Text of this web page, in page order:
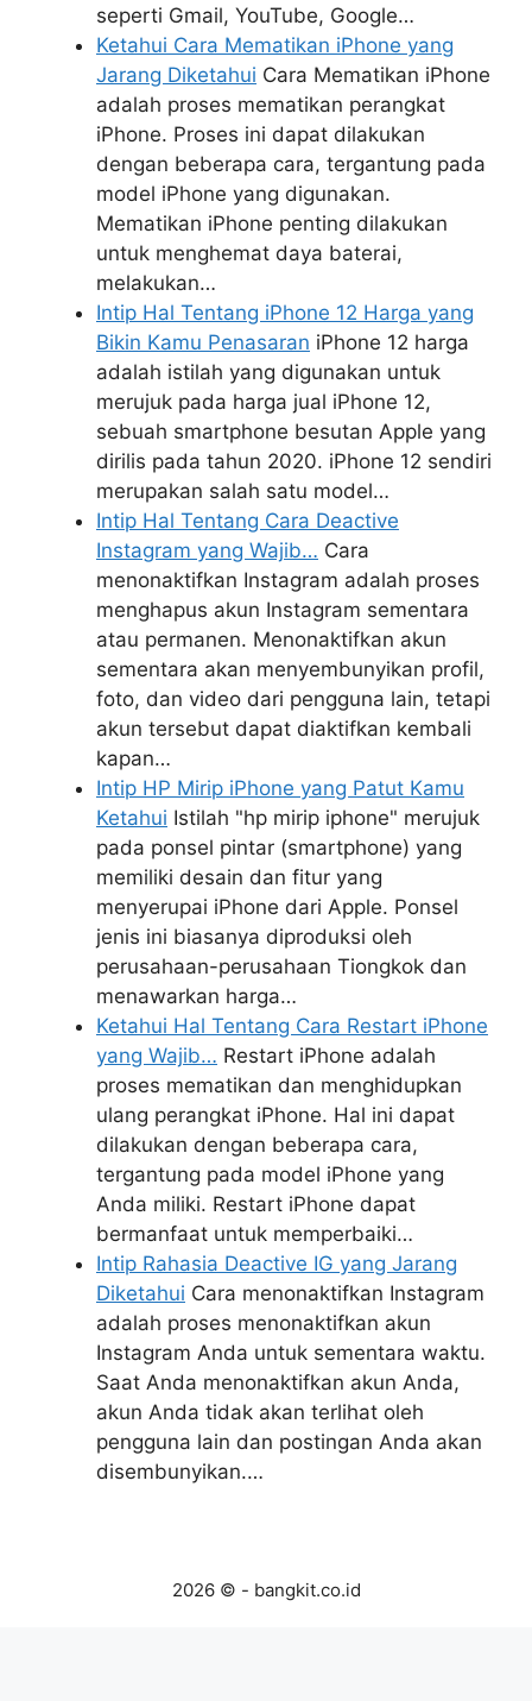
seperti Gmail, YouTube, Google…
Ketahui Cara Mematikan iPhone yang
Jarang Diketahui Cara Mematikan iPhone
adalah proses mematikan perangkat
iPhone. Proses ini dapat dilakukan
dengan beberapa cara, tergantung pada
model iPhone yang digunakan.
Mematikan iPhone penting dilakukan
untuk menghemat daya baterai,
melakukan…
Intip Hal Tentang iPhone 12 Harga yang
Bikin Kamu Penasaran iPhone 12 harga
adalah istilah yang digunakan untuk
merujuk pada harga jual iPhone 12,
sebuah smartphone besutan Apple yang
dirilis pada tahun 2020. iPhone 12 sendiri
merupakan salah satu model…
Intip Hal Tentang Cara Deactive
Instagram yang Wajib… Cara
menonaktifkan Instagram adalah proses
menghapus akun Instagram sementara
atau permanen. Menonaktifkan akun
sementara akan menyembunyikan profil,
foto, dan video dari pengguna lain, tetapi
akun tersebut dapat diaktifkan kembali
kapan…
Intip HP Mirip iPhone yang Patut Kamu
Ketahui Istilah "hp mirip iphone" merujuk
pada ponsel pintar (smartphone) yang
memiliki desain dan fitur yang
menyerupai iPhone dari Apple. Ponsel
jenis ini biasanya diproduksi oleh
perusahaan-perusahaan Tiongkok dan
menawarkan harga…
Ketahui Hal Tentang Cara Restart iPhone
yang Wajib… Restart iPhone adalah
proses mematikan dan menghidupkan
ulang perangkat iPhone. Hal ini dapat
dilakukan dengan beberapa cara,
tergantung pada model iPhone yang
Anda miliki. Restart iPhone dapat
bermanfaat untuk memperbaiki…
Intip Rahasia Deactive IG yang Jarang
Diketahui Cara menonaktifkan Instagram
adalah proses menonaktifkan akun
Instagram Anda untuk sementara waktu.
Saat Anda menonaktifkan akun Anda,
akun Anda tidak akan terlihat oleh
pengguna lain dan postingan Anda akan
disembunyikan.…
2026 © - bangkit.co.id